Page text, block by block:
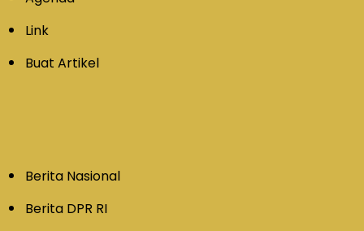
Link
Buat Artikel
Berita Nasional
Berita DPR RI